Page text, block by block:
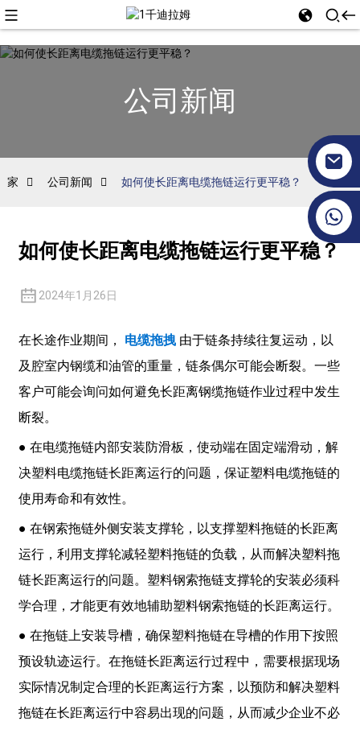
公司新闻
家 公司新闻 如何使长距离电缆拖链运行更平稳？
如何使长距离电缆拖链运行更平稳？
2024年1月26日
在长途作业期间， 电缆拖拽由于链条持续往复运动，以
及腔室内钢缆和油管的重量，链条偶尔可能会断裂。一些
客户可能会询问如何避免长距离钢缆拖链作业过程中发生
断裂。
● 在电缆拖链内部安装防滑板，使动端在固定端滑动，解
决塑料电缆拖链长距离运行的问题，保证塑料电缆拖链的
使用寿命和有效性。
● 在钢索拖链外侧安装支撑轮，以支撑塑料拖链的长距离
运行，利用支撑轮减轻塑料拖链的负载，从而解决塑料拖
链长距离运行的问题。塑料钢索拖链支撑轮的安装必须科
学合理，才能更有效地辅助塑料钢索拖链的长距离运行。
● 在拖链上安装导槽，确保塑料拖链在导槽的作用下按照
预设轨迹运行。在拖链长距离运行过程中，需要根据现场
实际情况制定合理的长距离运行方案，以预防和解决塑料
拖链在长距离运行中容易出现的问题，从而减少企业不必